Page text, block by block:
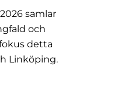
samlar
och
detta
Linköping.